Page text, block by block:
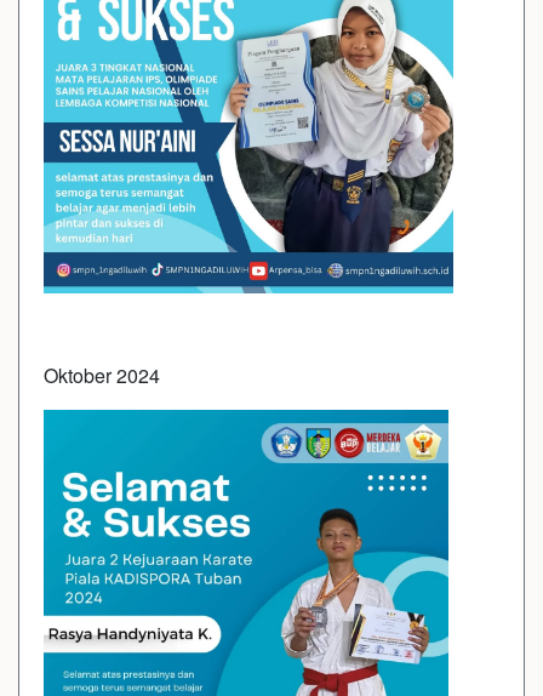
Oktober 2024